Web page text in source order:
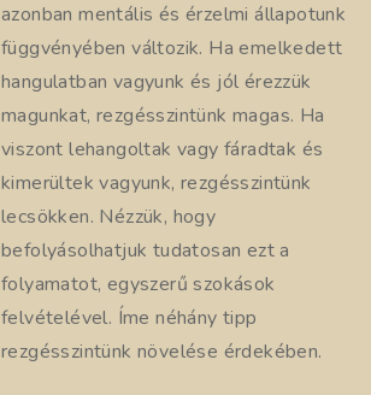
azonban mentális és érzelmi állapotunk
függvényében változik. Ha emelkedett
hangulatban vagyunk és jól érezzük
magunkat, rezgésszintünk magas. Ha
viszont lehangoltak vagy fáradtak és
kimerültek vagyunk, rezgésszintünk
lecsökken. Nézzük, hogy
befolyásolhatjuk tudatosan ezt a
folyamatot, egyszerű szokások
felvételével. Íme néhány tipp
rezgésszintünk növelése érdekében.